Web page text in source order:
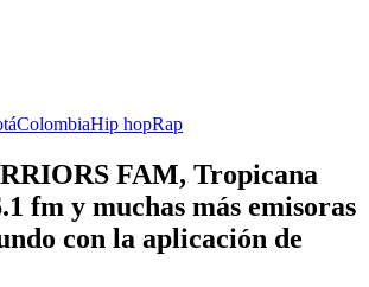
ColombiaHip hopRap
FAM, Tropicana
fm y muchas más emisoras
con la aplicación de